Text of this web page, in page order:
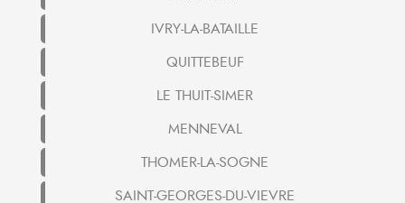
IVRY-LA-BATAILLE
QUITTEBEUF
LE THUIT-SIMER
MENNEVAL
THOMER-LA-SOGNE
SAINT-GEORGES-DU-VIEVRE